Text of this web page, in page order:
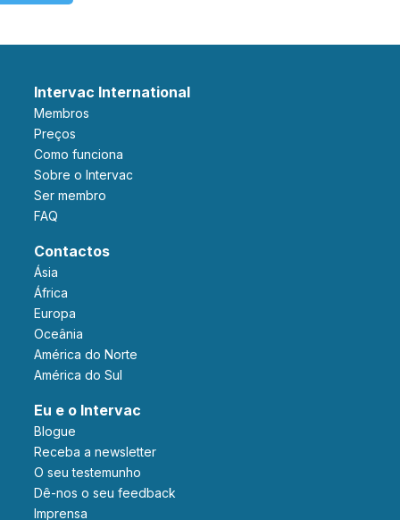
Intervac International
Membros
Preços
Como funciona
Sobre o Intervac
Ser membro
FAQ
Contactos
Ásia
África
Europa
Oceânia
América do Norte
América do Sul
Eu e o Intervac
Blogue
Receba a newsletter
O seu testemunho
Dê-nos o seu feedback
Imprensa